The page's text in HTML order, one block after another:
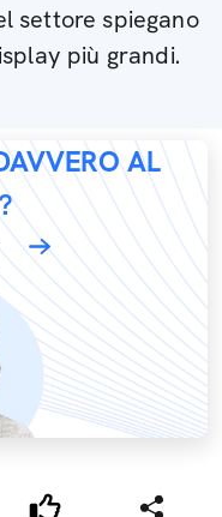
settore spiegano
più grandi.
AL